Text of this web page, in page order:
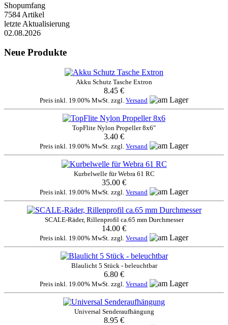
Shopumfang
7584 Artikel
letzte Aktualisierung
02.08.2026
Neue Produkte
Akku Schutz Tasche Extron
8.45 €
Preis inkl. 19.00% MwSt. zzgl. Versand
TopFlite Nylon Propeller 8x6"
3.40 €
Preis inkl. 19.00% MwSt. zzgl. Versand
Kurbelwelle für Webra 61 RC
35.00 €
Preis inkl. 19.00% MwSt. zzgl. Versand
SCALE-Räder, Rillenprofil ca.65 mm Durchmesser
14.00 €
Preis inkl. 19.00% MwSt. zzgl. Versand
Blaulicht 5 Stück - beleuchtbar
6.80 €
Preis inkl. 19.00% MwSt. zzgl. Versand
Universal Senderaufhängung
8.95 €